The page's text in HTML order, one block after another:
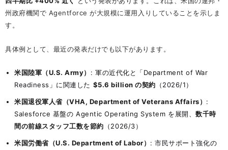
州政府機関で Agentforce が大規模に運用入りしていることを示しま
す。
具体例として、最近の発表だけでも以下があります。
米国陸軍（U.S. Army） : 軍の近代化と「Department of War
Readiness」に関連した $5.6 billion の契約 （2026/1）
米国退役軍人省（VHA, Department of Veterans Affairs） :
Salesforce 基盤の Agentic Operating System を展開、数千時
間の前線スタッフ工数を節約 （2026/3）
米国労働省（U.S. Department of Labor） : 市民サポート強化の